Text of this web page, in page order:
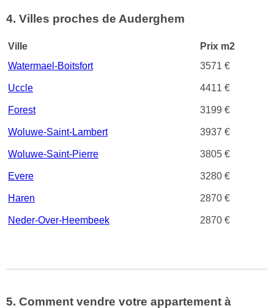
4. Villes proches de Auderghem
Ville
Prix m2
Watermael-Boitsfort
3571 €
Uccle 4411 €
Forest 3199 €
Woluwe-Saint-Lambert 3937 €
Woluwe-Saint-Pierre 3805 €
Evere 3280 €
Haren 2870 €
Neder-Over-Heembeek 2870 €
5. Comment vendre votre appartement à